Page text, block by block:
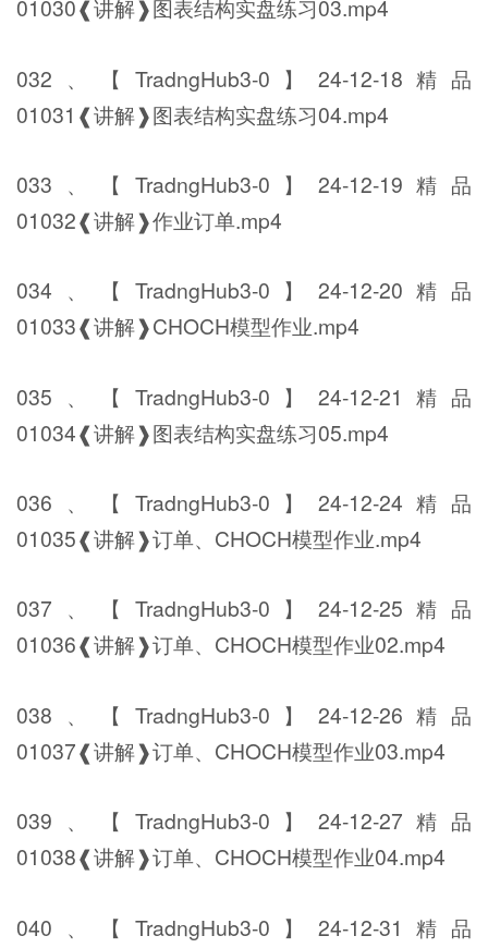
01030❰讲解❱图表结构实盘练习03.mp4
032、【TradngHub3-0】24-12-18精品
01031❰讲解❱图表结构实盘练习04.mp4
033、【TradngHub3-0】24-12-19精品
01032❰讲解❱作业订单.mp4
034、【TradngHub3-0】24-12-20精品
01033❰讲解❱CHOCH模型作业.mp4
035、【TradngHub3-0】24-12-21精品
01034❰讲解❱图表结构实盘练习05.mp4
036、【TradngHub3-0】24-12-24精品
01035❰讲解❱订单、CHOCH模型作业.mp4
037、【TradngHub3-0】24-12-25精品
01036❰讲解❱订单、CHOCH模型作业02.mp4
038、【TradngHub3-0】24-12-26精品
01037❰讲解❱订单、CHOCH模型作业03.mp4
039、【TradngHub3-0】24-12-27精品
01038❰讲解❱订单、CHOCH模型作业04.mp4
040、【TradngHub3-0】24-12-31精品